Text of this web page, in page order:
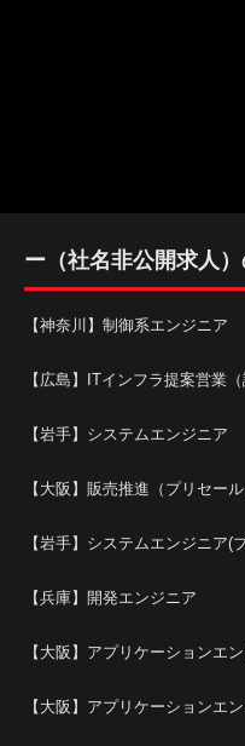
ー（社名非公開求人
【神奈川】制御系エンジニア
【広島】ITインフラ提案営業（
【岩手】システムエンジニア
【大阪】販売推進（プリセー
【岩手】システムエンジニア(
【兵庫】開発エンジニア
【大阪】アプリケーションエ
【大阪】アプリケーションエ